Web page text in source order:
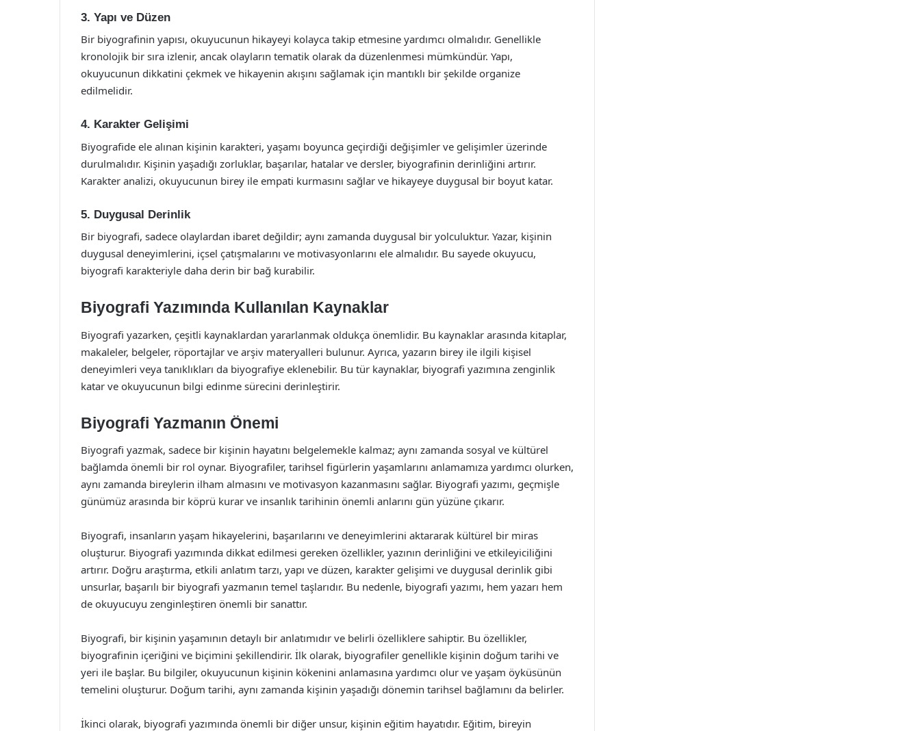
3. Yapı ve Düzen
Bir biyografinin yapısı, okuyucunun hikayeyi kolayca takip etmesine yardımcı olmalıdır. Genellikle
kronolojik bir sıra izlenir, ancak olayların tematik olarak da düzenlenmesi mümkündür. Yapı,
okuyucunun dikkatini çekmek ve hikayenin akışını sağlamak için mantıklı bir şekilde organize
edilmelidir.
4. Karakter Gelişimi
Biyografide ele alınan kişinin karakteri, yaşamı boyunca geçirdiği değişimler ve gelişimler üzerinde
durulmalıdır. Kişinin yaşadığı zorluklar, başarılar, hatalar ve dersler, biyografinin derinliğini artırır.
Karakter analizi, okuyucunun birey ile empati kurmasını sağlar ve hikayeye duygusal bir boyut katar.
5. Duygusal Derinlik
Bir biyografi, sadece olaylardan ibaret değildir; aynı zamanda duygusal bir yolculuktur. Yazar, kişinin
duygusal deneyimlerini, içsel çatışmalarını ve motivasyonlarını ele almalıdır. Bu sayede okuyucu,
biyografi karakteriyle daha derin bir bağ kurabilir.
Biyografi Yazımında Kullanılan Kaynaklar
Biyografi yazarken, çeşitli kaynaklardan yararlanmak oldukça önemlidir. Bu kaynaklar arasında kitaplar,
makaleler, belgeler, röportajlar ve arşiv materyalleri bulunur. Ayrıca, yazarın birey ile ilgili kişisel
deneyimleri veya tanıklıkları da biyografiye eklenebilir. Bu tür kaynaklar, biyografi yazımına zenginlik
katar ve okuyucunun bilgi edinme sürecini derinleştirir.
Biyografi Yazmanın Önemi
Biyografi yazmak, sadece bir kişinin hayatını belgelemekle kalmaz; aynı zamanda sosyal ve kültürel
bağlamda önemli bir rol oynar. Biyografiler, tarihsel figürlerin yaşamlarını anlamamıza yardımcı olurken,
aynı zamanda bireylerin ilham almasını ve motivasyon kazanmasını sağlar. Biyografi yazımı, geçmişle
günümüz arasında bir köprü kurar ve insanlık tarihinin önemli anlarını gün yüzüne çıkarır.
Biyografi, insanların yaşam hikayelerini, başarılarını ve deneyimlerini aktararak kültürel bir miras
oluşturur. Biyografi yazımında dikkat edilmesi gereken özellikler, yazının derinliğini ve etkileyiciliğini
artırır. Doğru araştırma, etkili anlatım tarzı, yapı ve düzen, karakter gelişimi ve duygusal derinlik gibi
unsurlar, başarılı bir biyografi yazmanın temel taşlarıdır. Bu nedenle, biyografi yazımı, hem yazarı hem
de okuyucuyu zenginleştiren önemli bir sanattır.
Biyografi, bir kişinin yaşamının detaylı bir anlatımıdır ve belirli özelliklere sahiptir. Bu özellikler,
biyografinin içeriğini ve biçimini şekillendirir. İlk olarak, biyografiler genellikle kişinin doğum tarihi ve
yeri ile başlar. Bu bilgiler, okuyucunun kişinin kökenini anlamasına yardımcı olur ve yaşam öyküsünün
temelini oluşturur. Doğum tarihi, aynı zamanda kişinin yaşadığı dönemin tarihsel bağlamını da belirler.
İkinci olarak, biyografi yazımında önemli bir diğer unsur, kişinin eğitim hayatıdır. Eğitim, bireyin